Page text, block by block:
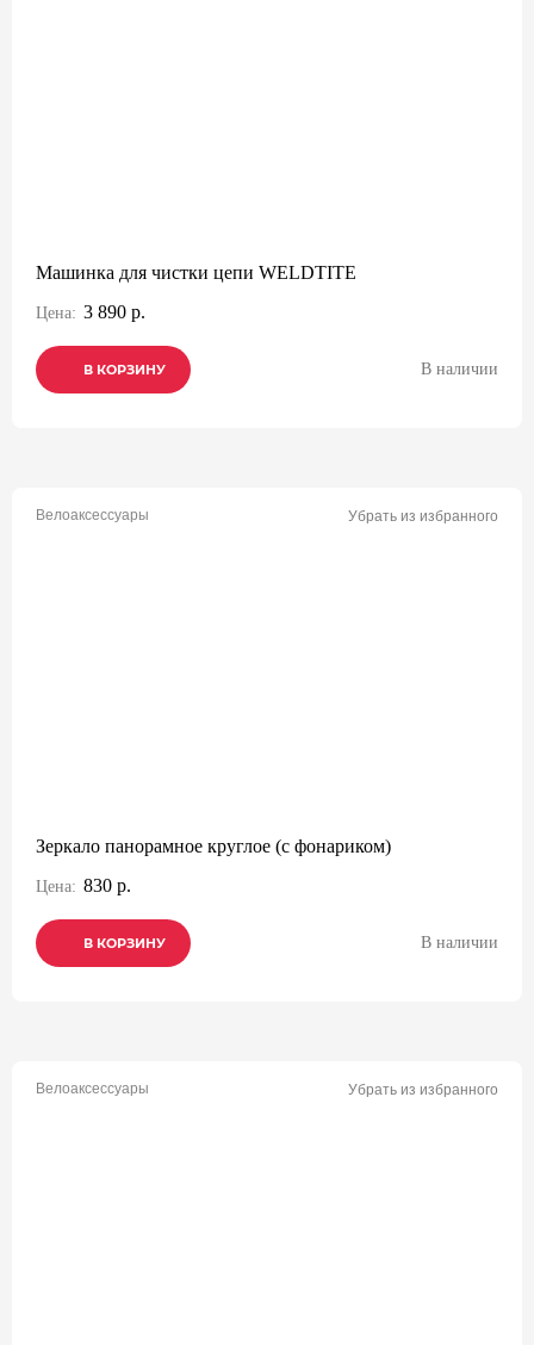
Машинка для чистки цепи WELDTITE
Цена: 3 890 р.
В КОРЗИНУ
В КОРЗИНУ
В КОРЗИНУ В наличии
Велоаксессуары Убрать из избранного
Зеркало панорамное круглое (с фонариком)
Цена: 830 р.
В КОРЗИНУ
В КОРЗИНУ
В КОРЗИНУ В наличии
Велоаксессуары Убрать из избранного